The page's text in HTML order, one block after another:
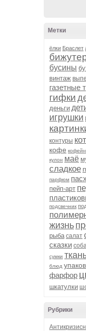
Метки
ёлки Браслет
бусины
винтаж
газетные
гифки
деньги
игрушки
контуры
кофе
кулон маё
сладкое
парфюм
пейп-арт
подсвечник
жизнь
рыба салат
сказки
сумки
блюд
фарфор
шкатулки
Рубрики